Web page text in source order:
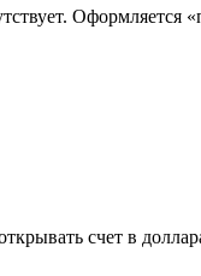
Оформляется
счет в